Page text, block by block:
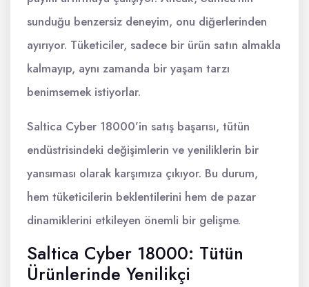
sunduğu benzersiz deneyim, onu diğerlerinden
ayırıyor. Tüketiciler, sadece bir ürün satın almakla
kalmayıp, aynı zamanda bir yaşam tarzı
benimsemek istiyorlar.
Saltica Cyber 18000’in satış başarısı, tütün
endüstrisindeki değişimlerin ve yeniliklerin bir
yansıması olarak karşımıza çıkıyor. Bu durum,
hem tüketicilerin beklentilerini hem de pazar
dinamiklerini etkileyen önemli bir gelişme.
Saltica Cyber 18000: Tütün
Ürünlerinde Yenilikçi